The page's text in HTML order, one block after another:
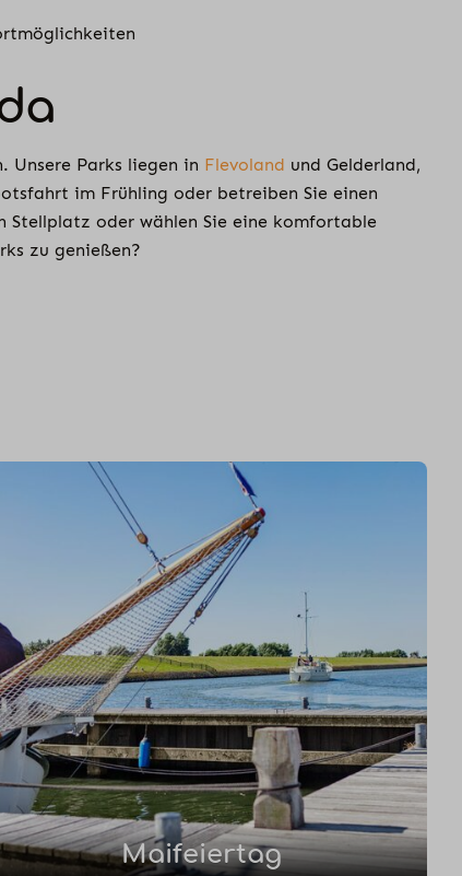
Unsere Parks liegen in Flevoland und Gelderland,
im Frühling oder betreiben Sie einen
Stellplatz oder wählen Sie eine komfortable
zu genießen?
Maifeiertag